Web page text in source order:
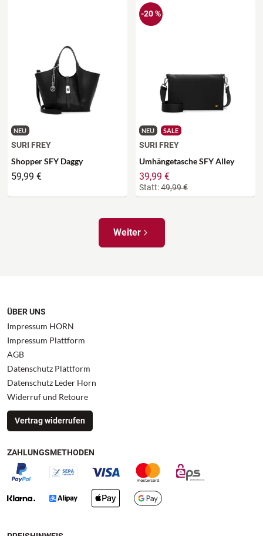
NEU
SURI FREY
Shopper SFY Daggy
59,99 €
NEU SALE
SURI FREY
Umhängetasche SFY Alley
39,99 €
Statt:49,99 €
-20 %
Weiter
ÜBER UNS
Impressum HORN
Impressum Plattform
AGB
Datenschutz Plattform
Datenschutz Leder Horn
Widerruf und Retoure
Vertrag widerrufen
ZAHLUNGSMETHODEN